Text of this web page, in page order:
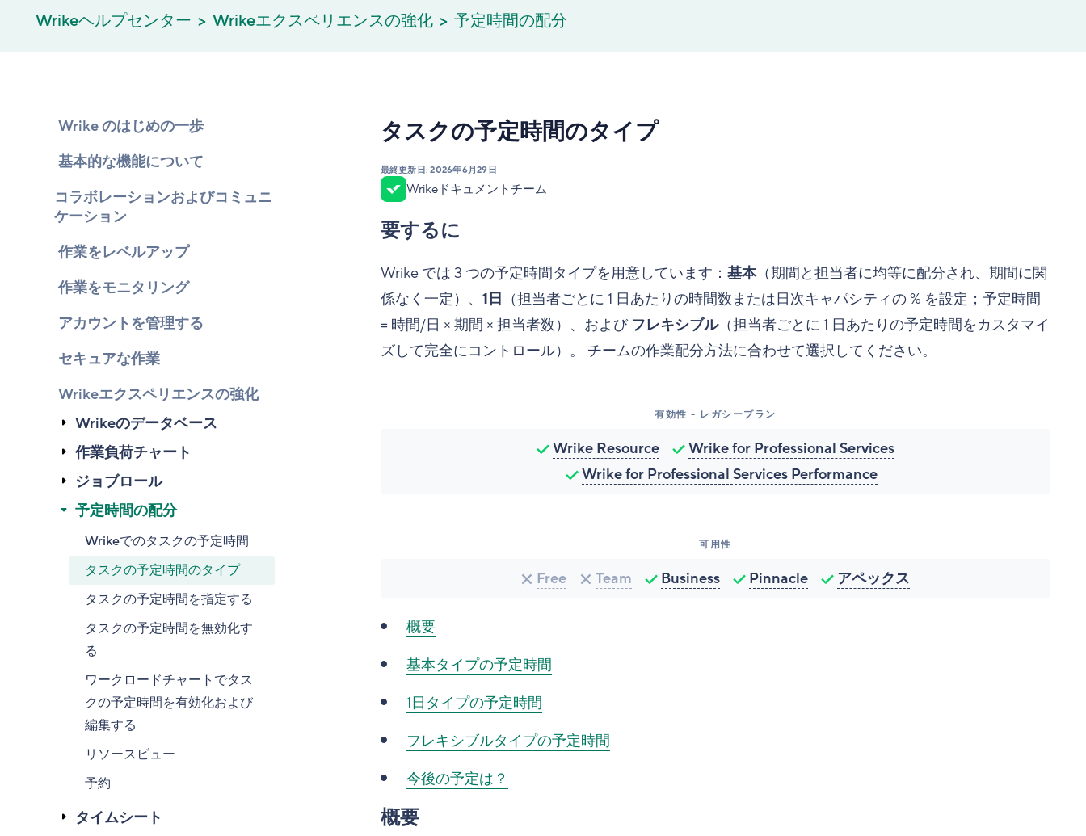
Wrikeヘルプセンター Wrikeエクスペリエンスの強化 予定時間の配分
Wrike のはじめの一歩
基本的な機能について
コラボレーションおよびコミュニ
ケーション
作業をレベルアップ
作業をモニタリング
アカウントを管理する
セキュアな作業
Wrikeエクスペリエンスの強化
Wrikeのデータベース
作業負荷チャート
ジョブロール
予定時間の配分
Wrikeでのタスクの予定時間
タスクの予定時間のタイプ
タスクの予定時間を指定する
タスクの予定時間を無効化す
る
ワークロードチャートでタス
クの予定時間を有効化および
編集する
リソースビュー
予約
タイムシート
タスクの予定時間のタイプ
最終更新日:2026年6月29日
Wrikeドキュメントチーム
要するに
Wrike では 3 つの予定時間タイプを用意しています： 基本（期間と担当者に均等に配分され、期間に関
係なく一定）、 1日 （担当者ごとに 1 日あたりの時間数または日次キャパシティの % を設定；予定時間
= 時間/日 × 期間 × 担当者数）、および フレキシブル（担当者ごとに 1 日あたりの予定時間をカスタマイ
ズして完全にコントロール）。 チームの作業配分方法に合わせて選択してください。
有効性 - レガシープラン
Wrike Resource
Wrike for Professional Services
Wrike for Professional Services Performance
可用性
Free Team Business Pinnacle アペックス
概要
基本タイプの予定時間
1日タイプの予定時間
フレキシブルタイプの予定時間
今後の予定は？
概要